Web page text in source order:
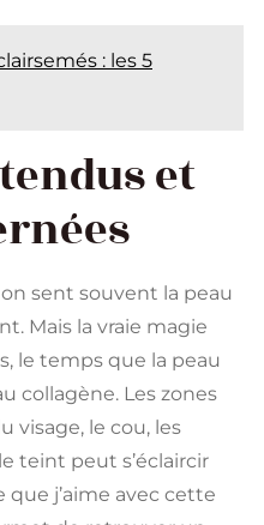
: les 5
et
sent souvent la peau
Mais la vraie magie
le temps que la peau
collagène. Les zones
visage, le cou, les
teint peut s’éclaircir
que j’aime avec cette